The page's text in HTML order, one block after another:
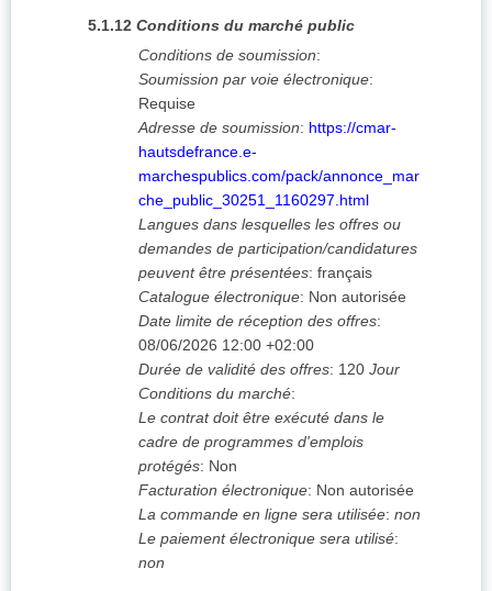
5.1.12 Conditions du marché public
Conditions de soumission:
Soumission par voie électronique:
Requise
Adresse de soumission: https://cmar-
hautsdefrance.e-
marchespublics.com/pack/annonce_mar
che_public_30251_1160297.html
Langues dans lesquelles les offres ou
demandes de participation/candidatures
peuvent être présentées: français
Catalogue électronique: Non autorisée
Date limite de réception des offres:
08/06/2026 12:00 +02:00
Durée de validité des offres: 120 Jour
Conditions du marché:
Le contrat doit être exécuté dans le
cadre de programmes d'emplois
protégés: Non
Facturation électronique: Non autorisée
La commande en ligne sera utilisée: non
Le paiement électronique sera utilisé:
non